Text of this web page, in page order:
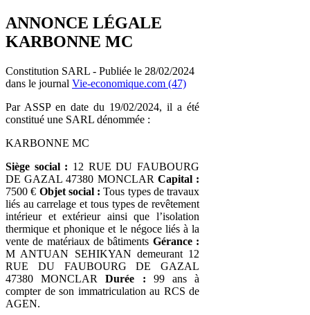
ANNONCE LÉGALE
KARBONNE MC
Constitution SARL - Publiée le 28/02/2024
dans le journal Vie-economique.com (47)
Par ASSP en date du 19/02/2024, il a été
constitué une SARL dénommée :
KARBONNE MC
Siège social : 12 RUE DU FAUBOURG
DE GAZAL 47380 MONCLAR Capital :
7500 € Objet social : Tous types de travaux
liés au carrelage et tous types de revêtement
intérieur et extérieur ainsi que l’isolation
thermique et phonique et le négoce liés à la
vente de matériaux de bâtiments Gérance :
M ANTUAN SEHIKYAN demeurant 12
RUE DU FAUBOURG DE GAZAL
47380 MONCLARDurée : 99 ans à
compter de son immatriculation au RCS de
AGEN.